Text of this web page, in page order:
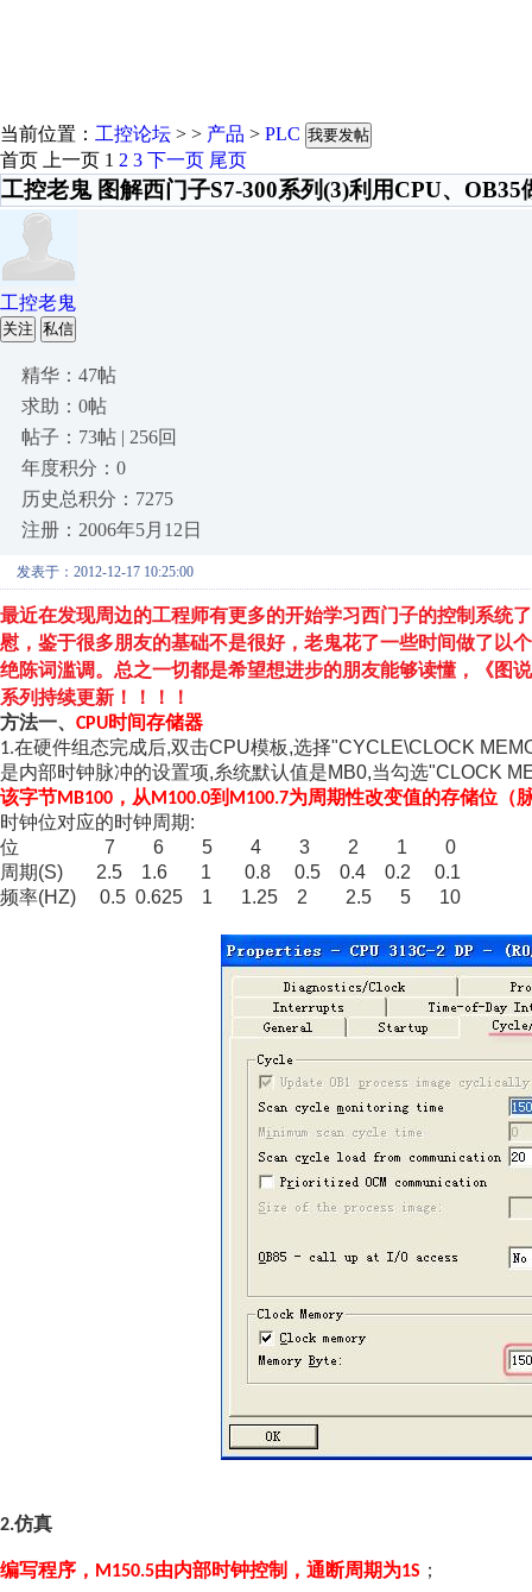
当前位置： 工控论坛 > > 产品 > PLC 我要发帖
首页 上一页 1 2 3 下一页 尾页
工控老鬼 图解西门子S7-300系列(3)利用CPU、OB35
工控老鬼
关注 私信
精华：47帖
求助：0帖
帖子：73帖 | 256回
年度积分：0
历史总积分：7275
注册：2006年5月12日
发表于：2012-12-17 10:25:00
最近在发现周边的工程师有更多的开始学习西门子的控制系统
慰，鉴于很多朋友的基础不是很好，老鬼花了一些时间做了以
绝陈词滥调。总之一切都是希望想进步的朋友能够读懂，《图
系列持续更新！！！！
方法一、 CPU时间存储器
1.在硬件组态完成后,双击CPU模板,选择"CYCLE\CLOCK
是内部时钟脉冲的设置项,糸统默认值是MB0,当勾选"CLOCK
该字节MB100 ，从M100.0到 M100.7为周期性改变值的存储位（
时钟位对应的时钟周期:
位 7 6 5 4 3 2 1 0
周期(S) 2.5 1.6 1 0.8 0.5 0.4 0.2 0.1
频率(HZ) 0.5 0.625 1 1.25 2 2.5 5 10
2.仿真
编写程序， M150.5由内部时钟控制，通断周期为1S ；